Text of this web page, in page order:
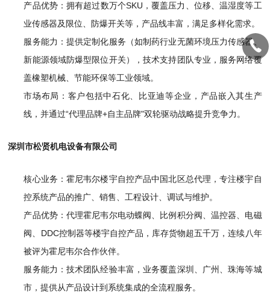
产品优势：拥有超过数万个SKU，覆盖压力、位移、温湿度等工
业传感器及限位、防爆开关等，产品线丰富，满足多样化需求。
服务能力：提供定制化服务（如制药行业无菌环境压力传感器、
新能源领域防爆型限位开关），技术支持团队专业，服务网络覆
盖橡塑机械、节能环保等工业领域。
市场布局：客户包括中石化、比亚迪等企业，产品嵌入其生产
线，并通过“代理品牌+自主品牌"双轮驱动战略提升竞争力。
深圳市松贤机电设备有限公司
核心业务：霍尼韦尔楼宇自控产品中国北区总代理，专注楼宇自
控系统产品的推广、销售、工程设计、调试与维护。
产品优势：代理霍尼韦尔电动蝶阀、比例积分阀、温控器、电磁
阀、DDC控制器等楼宇自控产品，库存货物超五千万，连续八年
被评为霍尼韦尔合作伙伴。
服务能力：技术团队经验丰富，业务覆盖深圳、广州、珠海等城
市，提供从产品设计到系统集成的全流程服务。